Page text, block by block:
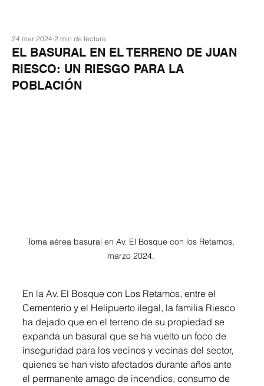
EL BASURAL EN EL TERRENO DE JUAN
RIESCO: UN RIESGO PARA LA
POBLACIÓN
24 mar 2024 2 min de lectura
Toma aérea basural en Av. El Bosque con los Retamos,
marzo 2024.
En la Av. El Bosque con Los Retamos, entre el
Cementerio y el Helipuerto ilegal, la familia Riesco
ha dejado que en el terreno de su propiedad se
expanda un basural que se ha vuelto un foco de
inseguridad para los vecinos y vecinas del sector,
quienes se han visto afectados durante años ante
el permanente amago de incendios, consumo de